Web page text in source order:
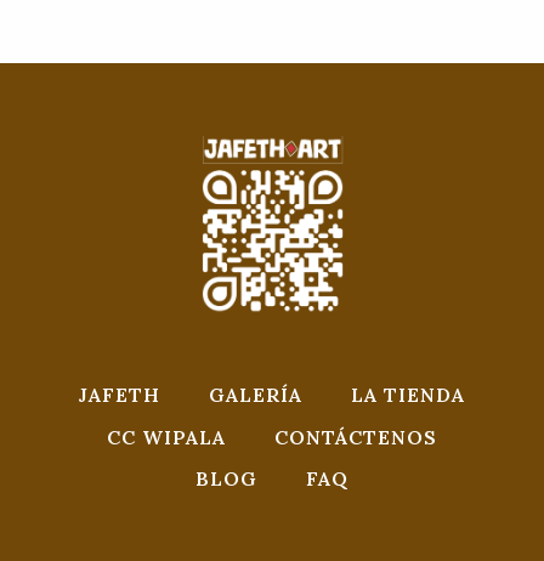
JAFETH GALERÍA
LA TIENDA
CC WIPALA
CONTÁCTENOS
BLOG
FAQ